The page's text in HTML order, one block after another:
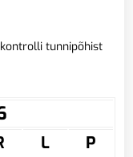
tunnipõhist
L P